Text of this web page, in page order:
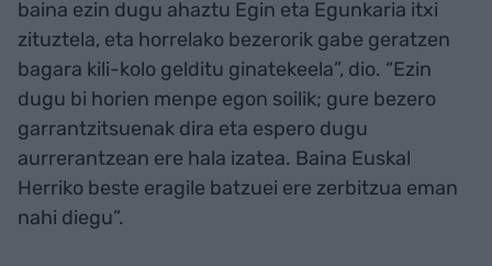
baina ezin dugu ahaztu Egin eta Egunkaria itxi
zituztela, eta horrelako bezerorik gabe geratzen
bagara kili-kolo gelditu ginatekeela”, dio. “Ezin
dugu bi horien menpe egon soilik; gure bezero
garrantzitsuenak dira eta espero dugu
aurrerantzean ere hala izatea. Baina Euskal
Herriko beste eragile batzuei ere zerbitzua eman
nahi diegu”.